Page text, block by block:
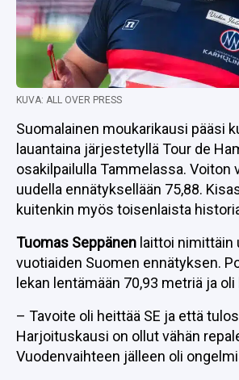
KUVA: ALL OVER PRESS
Suomalainen moukarikausi pääsi
lauantaina järjestetyllä Tour de
osakilpailulla Tammelassa. Voiton
uudella ennätyksellään 75,88.
kuitenkin myös toisenlaista
Tuomas Seppänen laittoi nimittäin
vuotiaiden Suomen ennätyksen.
lekan lentämään 70,93 metriä ja
­– Tavoite oli heittää SE ja että
Harjoituskausi on ollut vähän
Vuodenvaihteen jälleen oli